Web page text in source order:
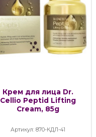
Крем для лица Dr.
Cellio Peptid Lifting
Cream, 85g
Артикул: 870-КДЛ-41